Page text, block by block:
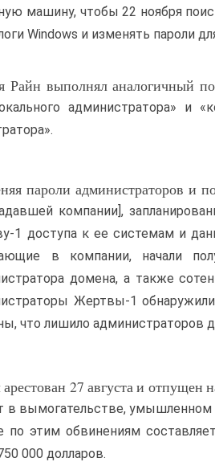
машину, чтобы 22 ноября
Windows и изменять пароли
Райн выполнял аналогичный
администратора» и
пароли администраторов и
компании],
1 доступа к ее системам и
в компании, начали
домена, а также
Жертвы-1
что лишило
27 августа и отпущен
в вымогательстве,
по этим обвинениям
000 долларов.